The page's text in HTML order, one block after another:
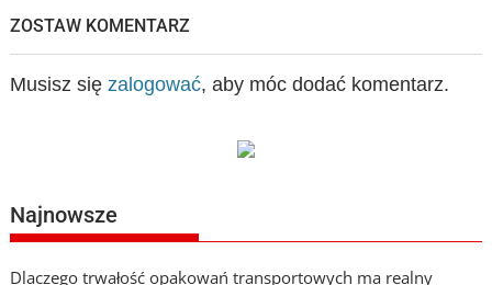
ZOSTAW KOMENTARZ
Musisz się zalogować, aby móc dodać komentarz.
Najnowsze
Dlaczego trwałość opakowań transportowych ma realny